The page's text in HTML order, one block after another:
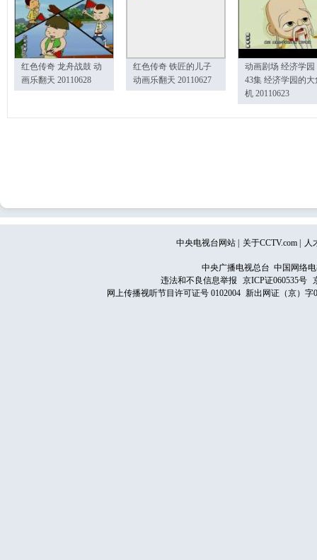
红色传奇 龙舟战鼓 动
画乐翻天 20110628
红色传奇 铁匠的儿子
动画乐翻天 20110627
动画剧场 经济学园
43集 经济学园的大
机 20110623
中央电视台网站 关于CCTV.com 人
中央广播电视总台 中国网络
违法和不良信息举报
京ICP证060535号
网上传播视听节目许可证号 0102004 新出网证（京）